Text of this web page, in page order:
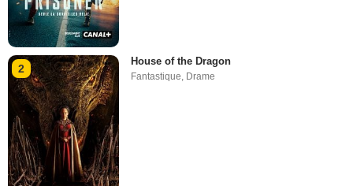
2
House of the Dragon
Fantastique Drame